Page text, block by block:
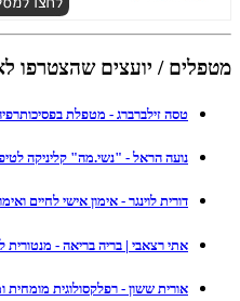
מטפלים / יועצים שהצטרפו
טסה זילברברג - מטפלת בפסיכותרפיה
נועה הראל - "נשי.מה" קליניקה
דורית לוינגר - אימון אישי לחיים
אתי רצאבי | בריה בריאה - מנטורית
אורית ששון - רפלקסולוגית